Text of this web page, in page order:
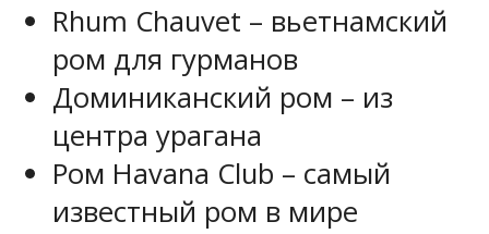
Rhum Chauvet – вьетнамский
ром для гурманов
Доминиканский ром – из
центра урагана
Ром Havana Club – самый
известный ром в мире